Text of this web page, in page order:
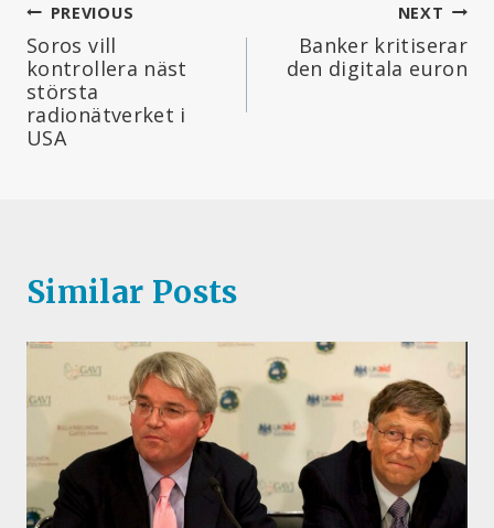
Inläggsnavigering
PREVIOUS
Soros vill
kontrollera näst
största
radionätverket i
USA
NEXT
Banker kritiserar
den digitala euron
Similar Posts